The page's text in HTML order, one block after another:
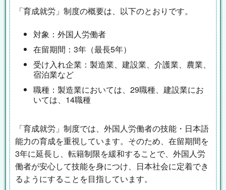
「育成就労」制度の概要は、以下のとおりです。
対象：外国人労働者
在留期間：3年（最長5年）
受け入れ企業：製造業、建設業、介護業、農業、
宿泊業など
職種：製造業においては、29職種、建設業にお
いては、14職種
「育成就労」制度では、外国人労働者の技能・日本語
能力の育成を重視しています。そのため、在留期間を
3年に延長し、転籍制限を緩和することで、外国人労
働者が安心して技能を身につけ、日本社会に定着でき
るようにすることを目指しています。